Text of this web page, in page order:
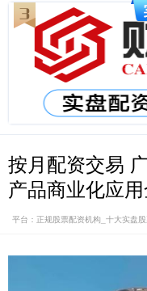
按月配资交易
产品商业化应
平台：正规股票配资机构_十大实盘